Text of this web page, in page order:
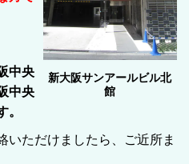
新大阪サンアールビル北
館
中央
中央
。
いただけましたら、ご近所ま